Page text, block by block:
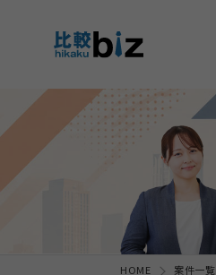
HOME 案件一覧